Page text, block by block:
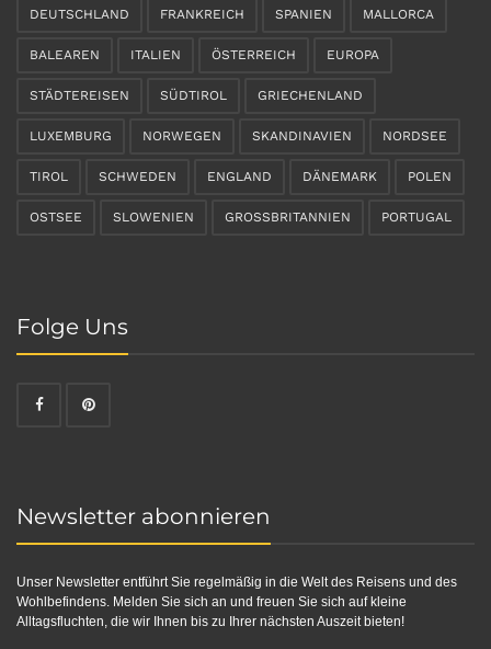
DEUTSCHLAND FRANKREICH SPANIEN MALLORCA
BALEAREN ITALIEN ÖSTERREICH EUROPA
STÄDTEREISEN SÜDTIROL GRIECHENLAND
LUXEMBURG NORWEGEN SKANDINAVIEN NORDSEE
TIROL SCHWEDEN ENGLAND DÄNEMARK POLEN
OSTSEE SLOWENIEN GROSSBRITANNIEN PORTUGAL
Folge Uns
Newsletter abonnieren
Unser Newsletter entführt Sie regelmäßig in die Welt des Reisens und des
Wohlbefindens. Melden Sie sich an und freuen Sie sich auf kleine
Alltagsfluchten, die wir Ihnen bis zu Ihrer nächsten Auszeit bieten!